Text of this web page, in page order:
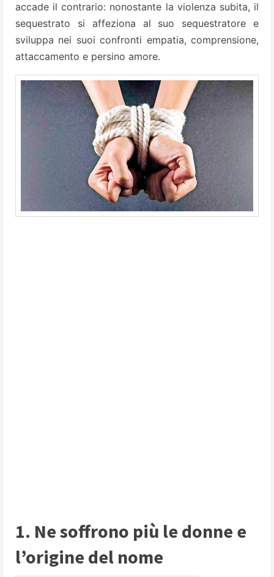
accade il contrario: nonostante la violenza subita, il
sequestrato si affeziona al suo sequestratore e
sviluppa nei suoi confronti empatia, comprensione,
attaccamento e persino amore.
1. Ne soffrono più le donne e
l’origine del nome